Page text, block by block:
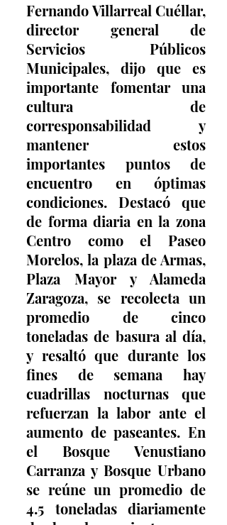
Fernando Villarreal Cuéllar,
director general de
Servicios Públicos
Municipales, dijo que es
importante fomentar una
cultura de
corresponsabilidad y
mantener estos
importantes puntos de
encuentro en óptimas
condiciones. Destacó que
de forma diaria en la zona
Centro como el Paseo
Morelos, la plaza de Armas,
Plaza Mayor y Alameda
Zaragoza, se recolecta un
promedio de cinco
toneladas de basura al día,
y resaltó que durante los
fines de semana hay
cuadrillas nocturnas que
refuerzan la labor ante el
aumento de paseantes. En
el Bosque Venustiano
Carranza y Bosque Urbano
se reúne un promedio de
4.5 toneladas diariamente